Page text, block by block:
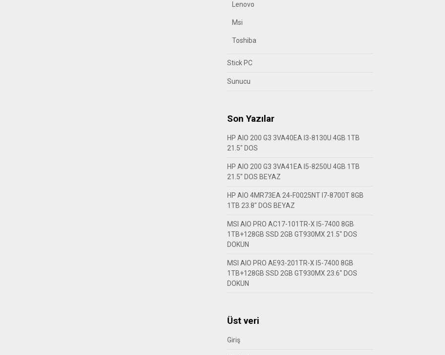
Lenovo
Msi
Toshiba
Stick PC
Sunucu
Son Yazılar
HP AIO 200 G3 3VA40EA I3-8130U 4GB 1TB
21.5″ DOS
HP AIO 200 G3 3VA41EA I5-8250U 4GB 1TB
21.5″ DOS BEYAZ
HP AIO 4MR73EA 24-F0025NT I7-8700T 8GB
1TB 23.8″ DOS BEYAZ
MSI AIO PRO AC17-101TR-X I5-7400 8GB
1TB+128GB SSD 2GB GT930MX 21.5″ DOS
DOKUN
MSI AIO PRO AE93-201TR-X I5-7400 8GB
1TB+128GB SSD 2GB GT930MX 23.6″ DOS
DOKUN
Üst veri
Giriş